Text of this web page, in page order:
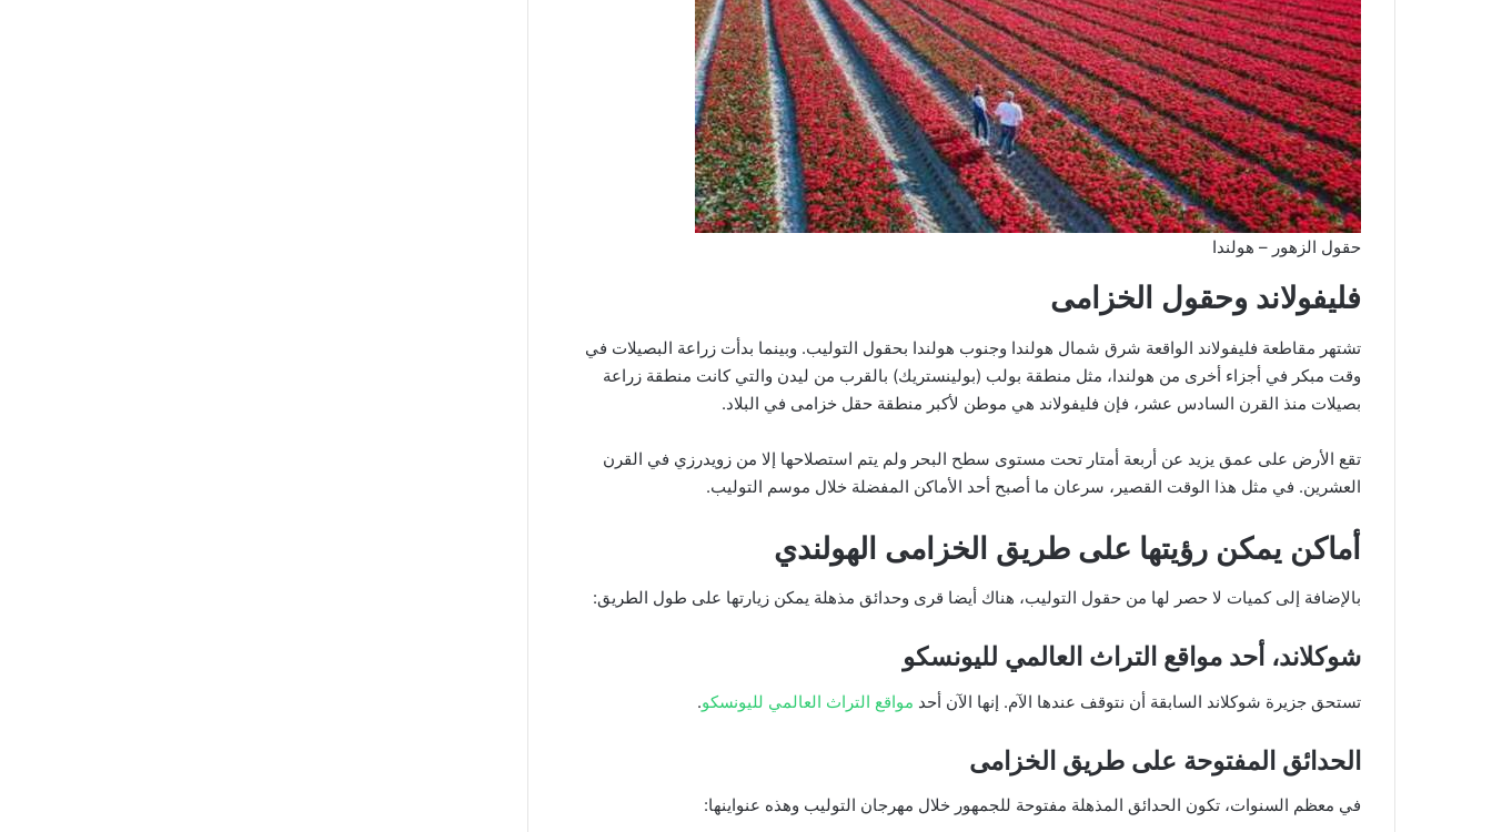
حقول الزهور – هولندا
فليفولاند وحقول الخزامى
تشتهر مقاطعة فليفولاند الواقعة شرق شمال هولندا وجنوب هولندا بحقول التوليب. وبينما بدأت زراعة البصيلات في
وقت مبكر في أجزاء أخرى من هولندا، مثل منطقة بولب (بولينستريك) بالقرب من ليدن والتي كانت منطقة زراعة
بصيلات منذ القرن السادس عشر، فإن فليفولاند هي موطن لأكبر منطقة حقل خزامى في البلاد.
تقع الأرض على عمق يزيد عن أربعة أمتار تحت مستوى سطح البحر ولم يتم استصلاحها إلا من زويدرزي في القرن
العشرين. في مثل هذا الوقت القصير، سرعان ما أصبح أحد الأماكن المفضلة خلال موسم التوليب.
أماكن يمكن رؤيتها على طريق الخزامى الهولندي
بالإضافة إلى كميات لا حصر لها من حقول التوليب، هناك أيضا قرى وحدائق مذهلة يمكن زيارتها على طول الطريق:
شوكلاند، أحد مواقع التراث العالمي لليونسكو
تستحق جزيرة شوكلاند السابقة أن نتوقف عندها الآم. إنها الآن أحد مواقع التراث العالمي لليونسكو.
الحدائق المفتوحة على طريق الخزامى
في معظم السنوات، تكون الحدائق المذهلة مفتوحة للجمهور خلال مهرجان التوليب وهذه عنواينها: